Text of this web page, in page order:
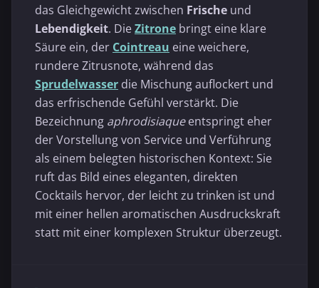
das Gleichgewicht zwischen Frische und
Lebendigkeit. DieZitrone bringt eine klare
Säure ein, der Cointreau eine weichere,
rundere Zitrusnote, während das
Sprudelwasser die Mischung auflockert und
das erfrischende Gefühl verstärkt. Die
Bezeichnung aphrodisiaqueentspringt eher
der Vorstellung von Service und Verführung
als einem belegten historischen Kontext: Sie
ruft das Bild eines eleganten, direkten
Cocktails hervor, der leicht zu trinken ist und
mit einer hellen aromatischen Ausdruckskraft
statt mit einer komplexen Struktur überzeugt.